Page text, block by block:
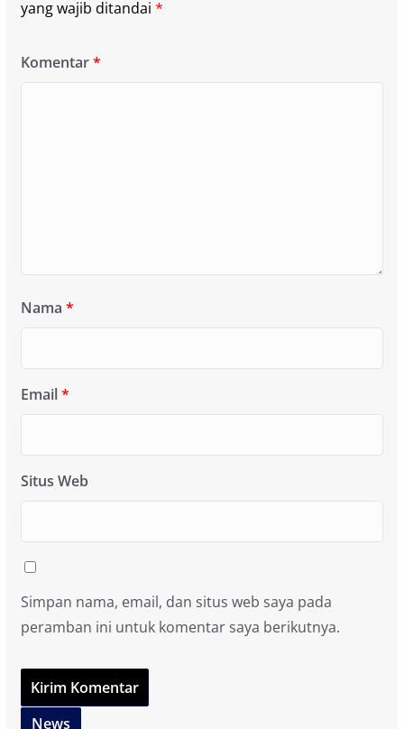
yang wajib ditandai *
Komentar*
Nama *
Email*
Situs Web
Simpan nama, email, dan situs web saya pada
peramban ini untuk komentar saya berikutnya.
News